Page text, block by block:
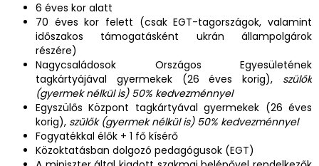
6 éves kor alatt
70 éves kor felett (csak EGT-tagországok, valamint
időszakos támogatásként ukrán állampolgárok
részére)
Nagycsaládosok Országos Egyesületének
tagkártyájával gyermekek (26 éves korig), szülők
(gyermek nélkül is) 50% kedvezménnyel
Egyszülős Központ tagkártyával gyermekek (26 éves
korig), szülők (gyermek nélkül is) 50% kedvezménnyel
Fogyatékkal élők + 1 fő kísérő
Közoktatásban dolgozó pedagógusok (EGT)